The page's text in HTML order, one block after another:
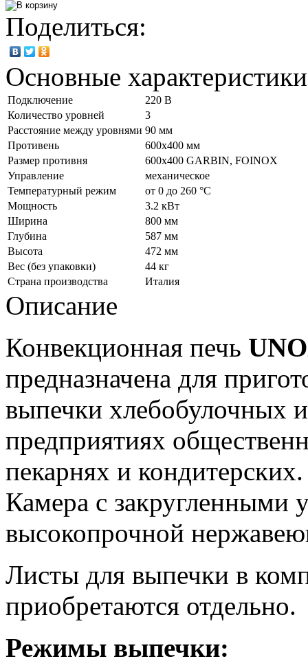
Поделиться:
Основные характеристики
Подключение
220 В
Количество уровней
3
Расстояние между уровнями 90 мм
Противень
600х400 мм
Размер противня
600х400 GARBIN, FOINOX
Управление
механическое
Температурный режим
от 0 до 260 °С
Мощность
3.2 кВт
Ширина
800 мм
Глубина
587 мм
Высота
472 мм
Вес (без упаковки)
44 кг
Страна производства
Италия
Описание
Конвекционная печь
предназначена для
выпечки хлебобулочных
предприятиях
пекарнях и
Камера с закругленными
высокопрочной
Листы для выпечки в
приобретаются отдельно.
Режимы выпечки: